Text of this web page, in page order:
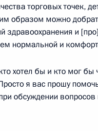
заседание коллегии
2023 года,
и
торговых точек,
образом можно
здравоохранения и
нормальной и
хотел бы и кто мог бы
я вас прошу
обсуждении